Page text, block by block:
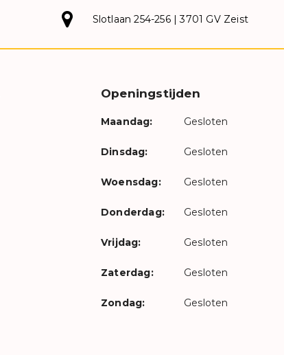
Slotlaan 254-256 | 3701 GV Zeist
Openingstijden
Maandag: Gesloten
Dinsdag: Gesloten
Woensdag: Gesloten
Donderdag: Gesloten
Vrijdag: Gesloten
Zaterdag: Gesloten
Zondag: Gesloten